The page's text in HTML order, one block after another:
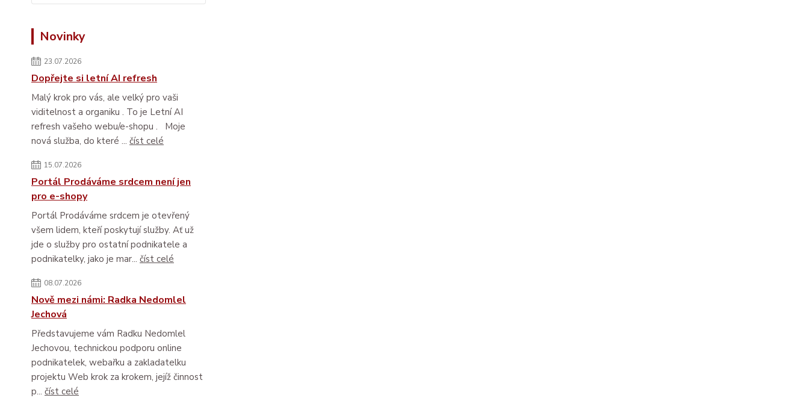
Novinky
23.07.2026
Dopřejte si letní AI refresh
Malý krok pro vás, ale velký pro vaši
viditelnost a organiku . To je Letní AI
refresh vašeho webu/e-shopu . Moje
nová služba, do které ... číst celé
15.07.2026
Portál Prodáváme srdcem není jen
pro e-shopy
Portál Prodáváme srdcem je otevřený
všem lidem, kteří poskytují služby. Ať už
jde o služby pro ostatní podnikatele a
podnikatelky, jako je mar... číst celé
08.07.2026
Nově mezi námi: Radka Nedomlel
Jechová
Představujeme vám Radku Nedomlel
Jechovou, technickou podporu online
podnikatelek, webařku a zakladatelku
projektu Web krok za krokem, jejíž činnost
p... číst celé